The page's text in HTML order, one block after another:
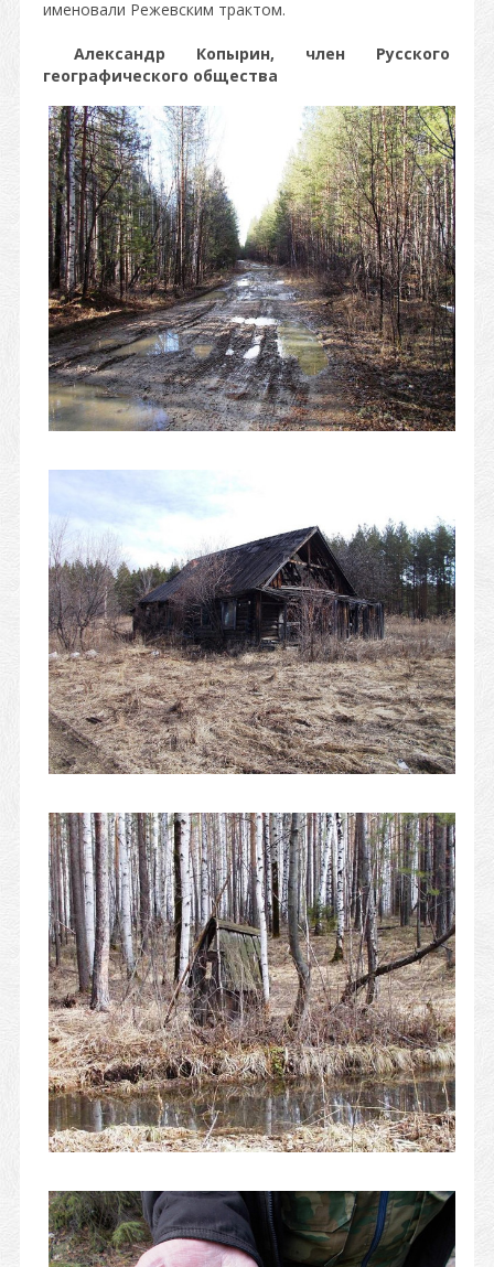
именовали Режевским трактом.
Александр Копырин, член Русского
географического общества